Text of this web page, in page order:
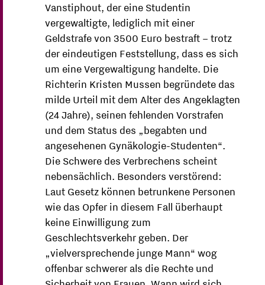
Vanstiphout, der eine Studentin
vergewaltigte, lediglich mit einer
Geldstrafe von 3500 Euro bestraft – trotz
der eindeutigen Feststellung, dass es sich
um eine Vergewaltigung handelte. Die
Richterin Kristen Mussen begründete das
milde Urteil mit dem Alter des Angeklagten
(24 Jahre), seinen fehlenden Vorstrafen
und dem Status des „begabten und
angesehenen Gynäkologie-Studenten“.
Die Schwere des Verbrechens scheint
nebensächlich. Besonders verstörend:
Laut Gesetz können betrunkene Personen
wie das Opfer in diesem Fall überhaupt
keine Einwilligung zum
Geschlechtsverkehr geben. Der
„vielversprechende junge Mann“ wog
offenbar schwerer als die Rechte und